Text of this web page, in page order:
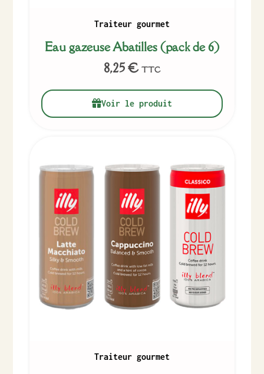
Traiteur gourmet
Eau gazeuse Abatilles (pack de 6)
8,25€ TTC
Voir le produit
Traiteur gourmet